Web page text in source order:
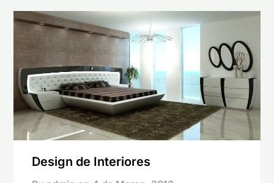
Design de Interiores